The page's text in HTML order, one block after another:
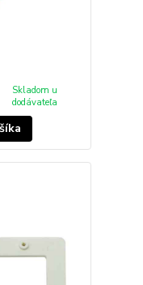
Skladom u
dodávateľa